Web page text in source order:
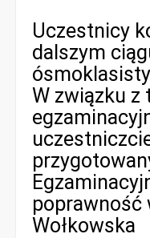
Uczestnicy
dalszym
W związku
poprawność
Wołkowska